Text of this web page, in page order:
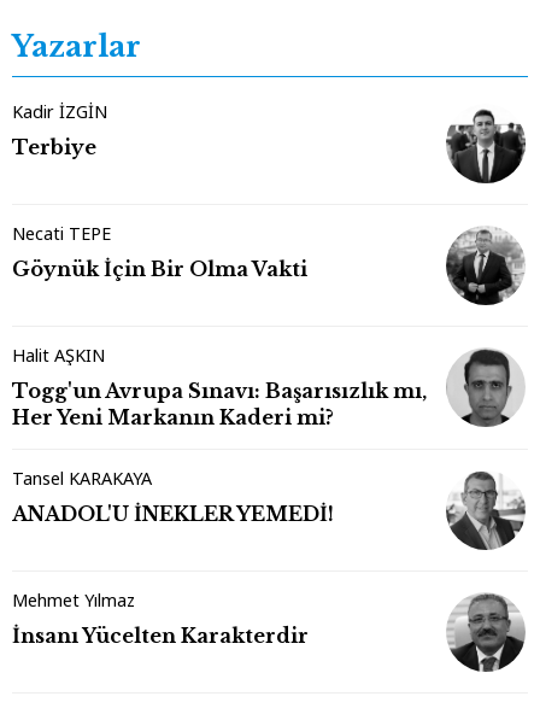
Yazarlar
Kadir İZGİN
Terbiye
Necati TEPE
Göynük İçin Bir Olma Vakti
Halit AŞKIN
Togg'un Avrupa Sınavı: Başarısızlık mı,
Her Yeni Markanın Kaderi mi?
Tansel KARAKAYA
ANADOL'U İNEKLER YEMEDİ!
Mehmet Yılmaz
İnsanı Yücelten Karakterdir